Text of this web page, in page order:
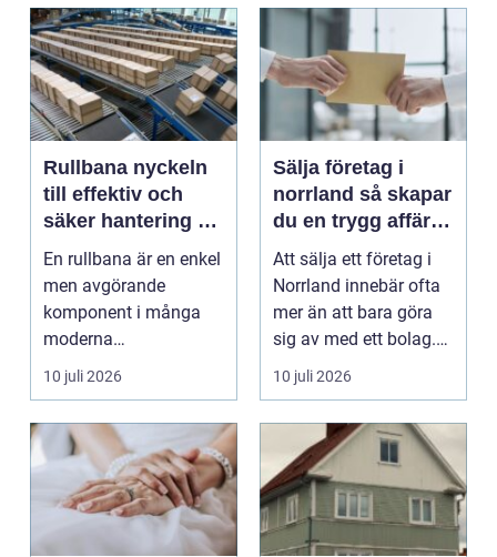
Rullbana nyckeln
till effektiv och
säker hantering av
gods
En rullbana är en enkel
men avgörande
komponent i många
moderna
verksamheter. Den
används för att fl...
10 juli 2026
Sälja företag i
norrland så skapar
du en trygg affär
från start till mål
Att sälja ett företag i
Norrland innebär ofta
mer än att bara göra
sig av med ett bolag.
För många ä...
10 juli 2026